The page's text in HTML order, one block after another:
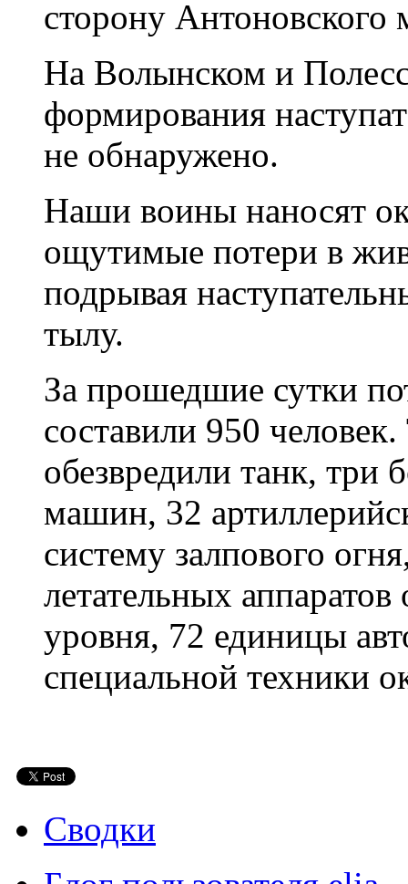
сторону Антоновского
На Волынском и
формирования
не обнаружено.
Наши воины наносят
ощутимые потери в
подрывая
тылу.
За прошедшие сутки
составили 950
обезвредили танк, три
машин, 32
систему залпового
летательных аппаратов
уровня, 72 единицы
специальной техники
Сводки